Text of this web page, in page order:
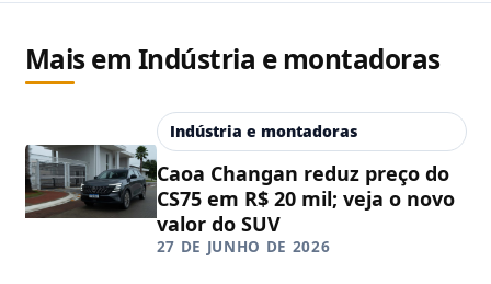
Mais em Indústria e montadoras
Indústria e montadoras
Caoa Changan reduz preço do
CS75 em R$ 20 mil; veja o novo
valor do SUV
27 DE JUNHO DE 2026